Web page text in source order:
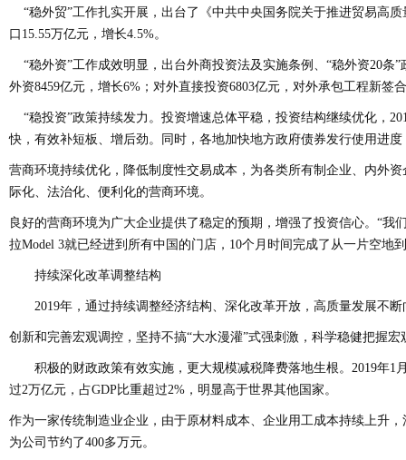
“稳外贸”工作扎实开展，出台了《中共中央国务院关于推进贸易高
口15.55万亿元，增长4.5%。
“稳外资”工作成效明显，出台外商投资法及实施条例、“稳外资20条
外资8459亿元，增长6%；对外直接投资6803亿元，对外承包工程新签
“稳投资”政策持续发力。投资增速总体平稳，投资结构继续优化，
快，有效补短板、增后劲。同时，各地加快地方政府债券发行使用进
营商环境持续优化，降低制度性交易成本，为各类所有制企业、内外
际化、法治化、便利化的营商环境。
良好的营商环境为广大企业提供了稳定的预期，增强了投资信心。“
拉Model 3就已经进到所有中国的门店，10个月时间完成了从一片空
持续深化改革调整结构
2019年，通过持续调整经济结构、深化改革开放，高质量发展不断
创新和完善宏观调控，坚持不搞“大水漫灌”式强刺激，科学稳健把握
积极的财政政策有效实施，更大规模减税降费落地生根。2019年1月
过2万亿元，占GDP比重超过2%，明显高于世界其他国家。
作为一家传统制造业企业，由于原材料成本、企业用工成本持续上升
为公司节约了400多万元。